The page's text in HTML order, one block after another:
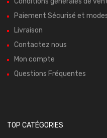
Paiement Sécurisé et
Livraison
Contactez nous
Mon compte
Questions Fréquentes
TOP CATÉGORIES